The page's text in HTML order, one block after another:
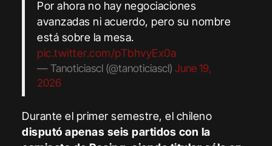
Por ahora no hay negociaciones
avanzadas ni acuerdo, pero su nombre
está sobre la mesa.
pic.twitter.com/pTbhvyEx0a
— Tanoticiascl (@tanoticiascl)June 19,
2026
Durante el primer semestre, el chileno
disputó apenas seis partidos con la